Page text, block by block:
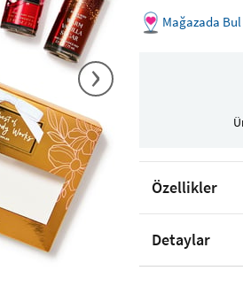
›
Mağazada Bul
Özellikler
Detaylar